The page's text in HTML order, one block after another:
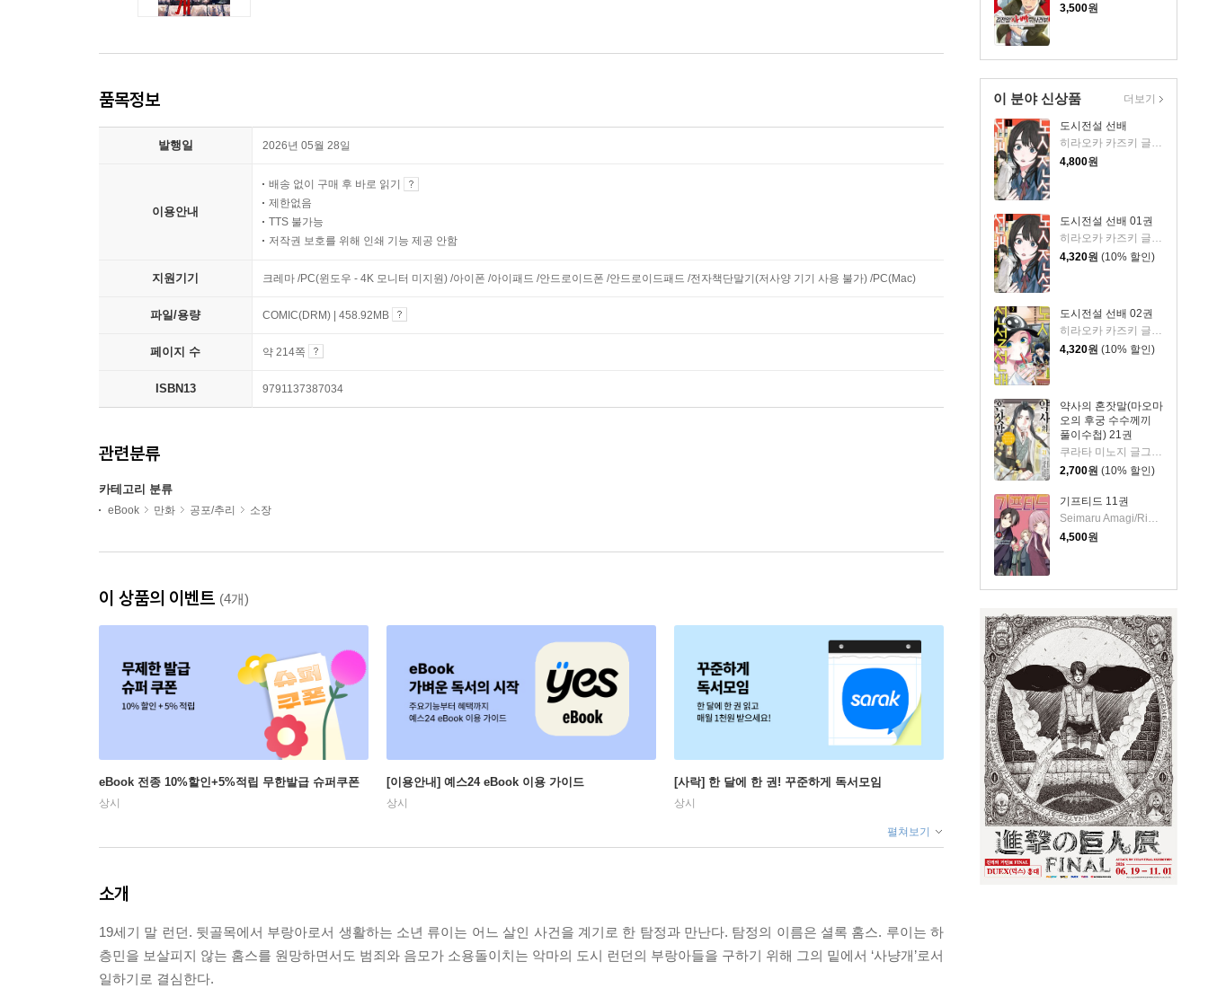
3,500원
이 분야 신상품
도시전설 선배
히라오카 카즈키 글그림/현노을 역
4,800원
도시전설 선배 01권
히라오카 카즈키 글그림/현노을 역
4,320원 (10% 할인)
도시전설 선배 02권
히라오카 카즈키 글그림/현노을 역
4,320원 (10% 할인)
약사의 혼잣말(마오마
오의 후궁 수수께끼
풀이수첩) 21권
쿠라타 미노지 글그림/휴우가 나츠 원저/유유리 역
2,700원 (10% 할인)
기프티드 11권
Seimaru Amagi/Rima Amamiya 저
4,500원
더보기
품목정보
발행일 2026년 05월 28일
이용안내
배송 없이 구매 후 바로 읽기
제한없음
TTS 불가능
저작권 보호를 위해 인쇄 기능 제공 안함
지원기기 크레마 /PC(윈도우 - 4K 모니터 미지원) /아이폰 /아이패드 /안드로이드폰 /안드로이드패드 /전자책단말기(저사양 기기 사용 불가) /PC(Mac)
파일/용량 COMIC(DRM) | 458.92MB
페이지 수 약 214쪽
ISBN13 9791137387034
관련분류
카테고리 분류
eBook 만화 공포/추리 소장
이 상품의 이벤트 (4개)
eBook 전종 10%할인+5%적립 무한발급 슈퍼쿠폰
상시
[이용안내] 예스24 eBook 이용 가이드
상시
[사락] 한 달에 한 권! 꾸준하게 독서모임
상시
펼쳐보기
소개
19세기 말 런던. 뒷골목에서 부랑아로서 생활하는 소년 류이는 어느 살인 사건을 계기로 한 탐정과 만난다. 탐정의 이름은 셜록 홈스. 루이는 하
층민을 보살피지 않는 홈스를 원망하면서도 범죄와 음모가 소용돌이치는 악마의 도시 런던의 부랑아들을 구하기 위해 그의 밑에서 ‘사냥개’로서
일하기로 결심한다.